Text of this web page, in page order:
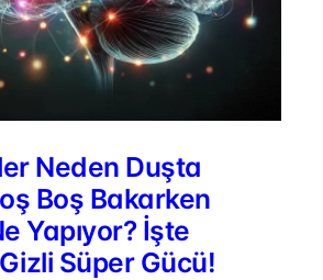
Neden Duşta
Boş Bakarken
Yapıyor? İşte
Süper Gücü!